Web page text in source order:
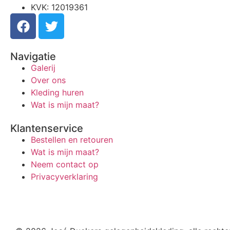
KVK: 12019361
Navigatie
Galerij
Over ons
Kleding huren
Wat is mijn maat?
Klantenservice
Bestellen en retouren
Wat is mijn maat?
Neem contact op
Privacyverklaring